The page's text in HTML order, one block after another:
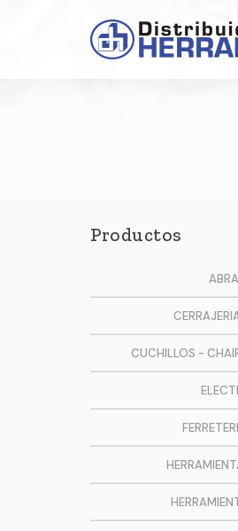
Productos
CUCHILLOS -